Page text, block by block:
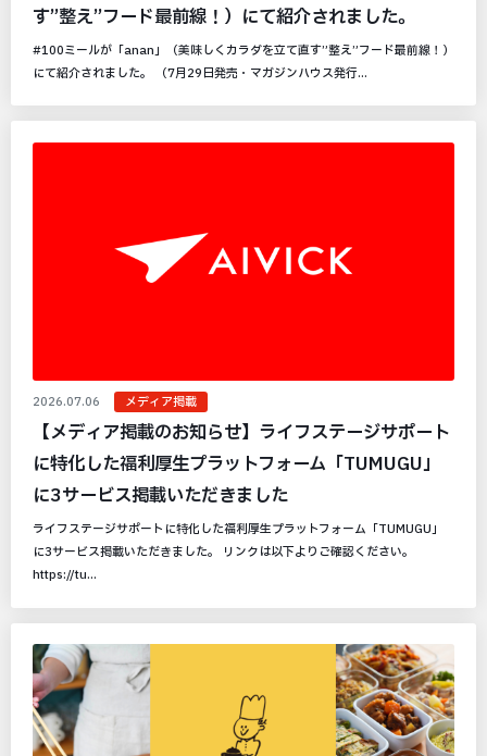
す”整え”フード最前線！）にて紹介されました。
#100ミールが「anan」（美味しくカラダを立て直す”整え”フード最前線！）
にて紹介されました。 （7月29日発売・マガジンハウス発行...
2026.07.06 メディア掲載
【メディア掲載のお知らせ】ライフステージサポート
に特化した福利厚生プラットフォーム「TUMUGU」
に3サービス掲載いただきました
ライフステージサポートに特化した福利厚生プラットフォーム「TUMUGU」
に3サービス掲載いただきました。 リンクは以下よりご確認ください。
https://tu...